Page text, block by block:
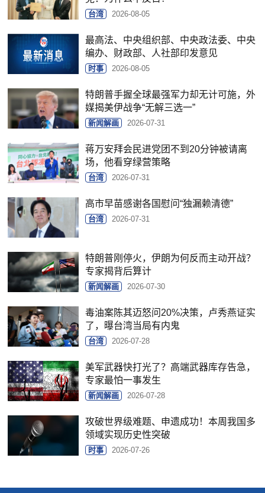
台湾 2026-08-05
最高法、中央组织部、中央政法委、中央
编办、财政部、人社部印发意见
时事 2026-08-05
特朗普手握全球最强军力却无计可施，外
媒揭美伊战争“无解三选一”
新闻解画 2026-07-31
蒋万安拜会民进党团不到20分钟被请离
场，他看穿绿营策略
台湾 2026-07-31
高市早苗感谢各国慰问“独漏赖清德”
台湾 2026-07-31
特朗普刚停火，伊朗为何反而主动开战？
专家揭背后算计
新闻解画 2026-07-30
毒油案陈其迈怒问20%决策，卢秀燕证实
了，曝台湾当局有内鬼
台湾 2026-07-28
美军武器快打光了？高端武器库存告急，
专家最怕一事发生
新闻解画 2026-07-28
攻破世界级难题、申遗成功！本周我国多
领域实现历史性突破
时事 2026-07-26